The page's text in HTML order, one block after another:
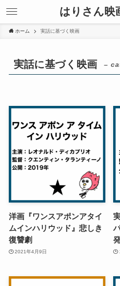
はりさん映
ホーム 実話に基づく映画
実話に基づく映画 –
洋画『ワンスアポンアタイ
ムインハリウッド』悲しき
復讐劇
2021年4月9日